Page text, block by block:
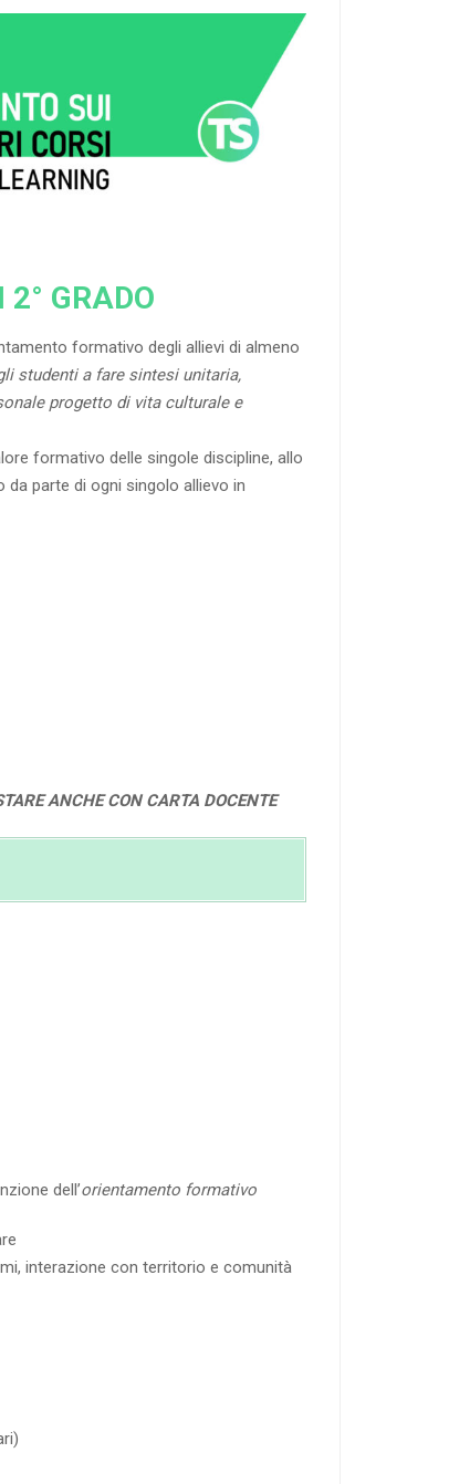
GRADO
formativo degli allievi di almeno
studenti a fare sintesi unitaria,
progetto di vita culturale e
formativo delle singole discipline, allo
parte di ogni singolo allievo in
ANCHE CON CARTA DOCENTE
dell’orientamento formativo
interazione con territorio e comunità